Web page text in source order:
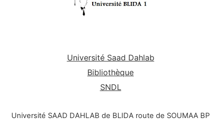
Université Saad Dahlab
Bibliothèque
SNDL
Université SAAD DAHLAB de BLIDA route de SOUMAA BP